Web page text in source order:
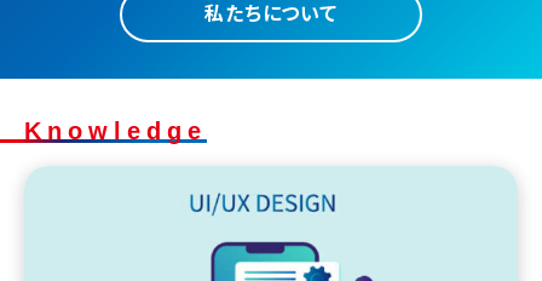
私たちについて
Knowledge